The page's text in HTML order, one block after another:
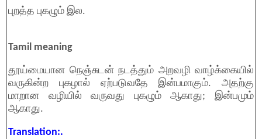
புறத்த புகழும் இல.
Tamil meaning
தூய்மையான நெஞ்சுடன் நடத்தும் அறவழி வாழ்க்கையில்
வருகின்ற புகழால் ஏற்படுவதே இன்பமாகும். அதற்கு
மாறான வழியில் வருவது புகழும் ஆகாது; இன்பமும்
ஆகாது.
Translation:.